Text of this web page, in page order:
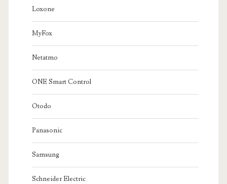
Loxone
MyFox
Netatmo
ONE Smart Control
Otodo
Panasonic
Samsung
Schneider Electric